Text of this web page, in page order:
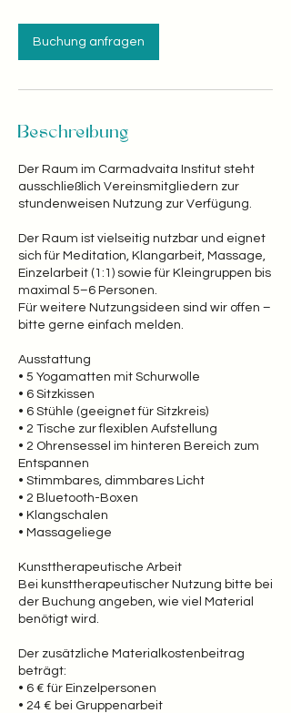
S
t
d
Buchung anfragen
Beschreibung
Der Raum im Carmadvaita Institut steht
ausschließlich Vereinsmitgliedern zur
stundenweisen Nutzung zur Verfügung.
Der Raum ist vielseitig nutzbar und eignet
sich für Meditation, Klangarbeit, Massage,
Einzelarbeit (1:1) sowie für Kleingruppen bis
maximal 5–6 Personen.
Für weitere Nutzungsideen sind wir offen –
bitte gerne einfach melden.
Ausstattung
• 5 Yogamatten mit Schurwolle
• 6 Sitzkissen
• 6 Stühle (geeignet für Sitzkreis)
• 2 Tische zur flexiblen Aufstellung
• 2 Ohrensessel im hinteren Bereich zum
Entspannen
• Stimmbares, dimmbares Licht
• 2 Bluetooth-Boxen
• Klangschalen
• Massageliege
Kunsttherapeutische Arbeit
Bei kunsttherapeutischer Nutzung bitte bei
der Buchung angeben, wie viel Material
benötigt wird.
Der zusätzliche Materialkostenbeitrag
beträgt:
• 6 € für Einzelpersonen
• 24 € bei Gruppenarbeit